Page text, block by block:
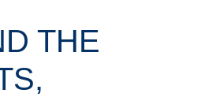
THE